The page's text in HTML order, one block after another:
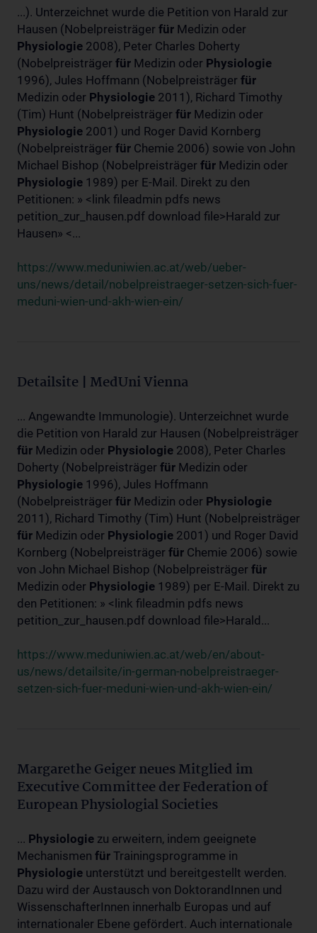
...). Unterzeichnet wurde die Petition von Harald zur
Hausen (Nobelpreisträger für Medizin oder
Physiologie 2008), Peter Charles Doherty
(Nobelpreisträger für Medizin oder Physiologie
1996), Jules Hoffmann (Nobelpreisträger für
Medizin oder Physiologie 2011), Richard Timothy
(Tim) Hunt (Nobelpreisträger für Medizin oder
Physiologie 2001) und Roger David Kornberg
(Nobelpreisträger für Chemie 2006) sowie von John
Michael Bishop (Nobelpreisträger für Medizin oder
Physiologie 1989) per E-Mail. Direkt zu den
Petitionen: » <link fileadmin pdfs news
petition_zur_hausen.pdf download file>Harald zur
Hausen» <...
https://www.meduniwien.ac.at/web/ueber-
uns/news/detail/nobelpreistraeger-setzen-sich-fuer-
meduni-wien-und-akh-wien-ein/
Detailsite | MedUni Vienna
... Angewandte Immunologie). Unterzeichnet wurde
die Petition von Harald zur Hausen (Nobelpreisträger
für Medizin oder Physiologie 2008), Peter Charles
Doherty (Nobelpreisträger für Medizin oder
Physiologie 1996), Jules Hoffmann
(Nobelpreisträger für Medizin oder Physiologie
2011), Richard Timothy (Tim) Hunt (Nobelpreisträger
für Medizin oder Physiologie 2001) und Roger David
Kornberg (Nobelpreisträger für Chemie 2006) sowie
von John Michael Bishop (Nobelpreisträger für
Medizin oder Physiologie 1989) per E-Mail. Direkt zu
den Petitionen: » <link fileadmin pdfs news
petition_zur_hausen.pdf download file>Harald...
https://www.meduniwien.ac.at/web/en/about-
us/news/detailsite/in-german-nobelpreistraeger-
setzen-sich-fuer-meduni-wien-und-akh-wien-ein/
Margarethe Geiger neues Mitglied im
Executive Committee der Federation of
European Physiologial Societies
... Physiologie zu erweitern, indem geeignete
Mechanismen für Trainingsprogramme in
Physiologie unterstützt und bereitgestellt werden.
Dazu wird der Austausch von DoktorandInnen und
WissenschafterInnen innerhalb Europas und auf
internationaler Ebene gefördert. Auch internationale